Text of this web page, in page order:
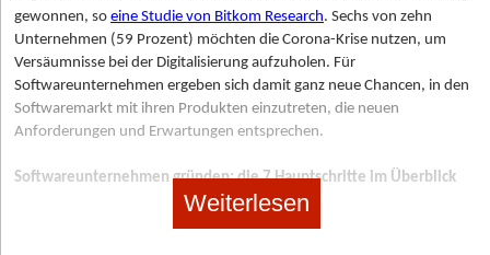
zu verfeinern und zu promoten.
Hier ist zu empfehlen:
Feedback von Freunden und Verwandten: Dafür eignet sich
besonders eine gemietete Location, in welche du so viele Gäste
wie möglich zu einem Probeessen einlädst, inkl. Feedback in
eignet sich nichts besser, als einen Foodwagen auf einem
Street-Food-Festival zu mieten. Hier kannst du einerseits
entsprechen. In der Anfangsphase nutzen viele Gründer*innen
eine gewerbliche Mietküche oder arbeiten mit
Gastronomiebetrieben zusammen. Neben der reinen Küche
spielt auch die Logistik eine zentrale Rolle – etwa bei der
Auswahl geeigneter Verpackungen, Transportlösungen oder
Warmhalteboxen. Wer direkt vor Ort bei Veranstaltungen
Foodtrucks oder Verkaufsanhänger setzen.
Schritt 6: Marketing & Vertrieb: Sichtbarkeit schaffen
gewonnen, so eine Studie von Bitkom Research. Sechs von zehn
Unternehmen (59 Prozent) möchten die Corona-Krise nutzen, um
Versäumnisse bei der Digitalisierung aufzuholen. Für
Softwareunternehmen ergeben sich damit ganz neue Chancen, in den
Softwaremarkt mit ihren Produkten einzutreten, die neuen
Anforderungen und Erwartungen entsprechen.
Softwareunternehmen gründen: die 7 Hauptschritte im Überblick
Wir haben den Gründungsprozess in 7 Schritte unterteilt. Alle Schritte
Weiterlesen